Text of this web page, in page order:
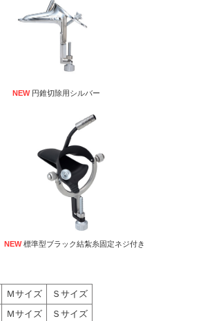
NEW円錐切除用シルバー
NEW標準型ブラック結紮糸固定ネジ付き
Ｍサイズ
Ｓサイズ
Ｍサイズ
Ｓサイズ